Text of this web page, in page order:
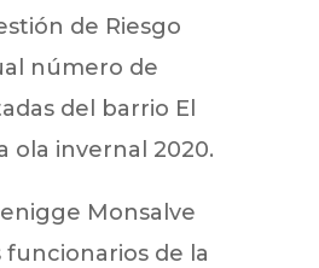
de Riesgo
número de
del barrio El
ola invernal 2020.
Monsalve
funcionarios de la